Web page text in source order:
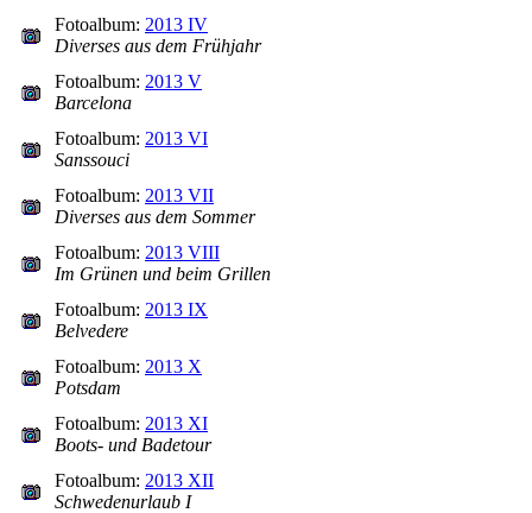
Fotoalbum: 2013 IV
Diverses aus dem Frühjahr
Fotoalbum: 2013 V
Barcelona
Fotoalbum: 2013 VI
Sanssouci
Fotoalbum: 2013 VII
Diverses aus dem Sommer
Fotoalbum: 2013 VIII
Im Grünen und beim Grillen
Fotoalbum: 2013 IX
Belvedere
Fotoalbum: 2013 X
Potsdam
Fotoalbum: 2013 XI
Boots- und Badetour
Fotoalbum: 2013 XII
Schwedenurlaub I